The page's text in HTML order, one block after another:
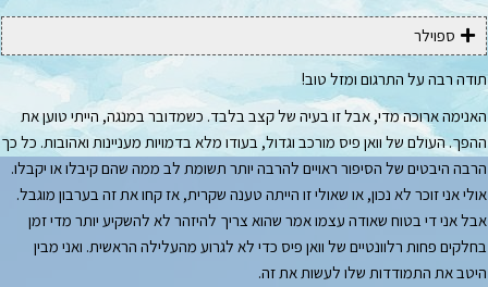
ספוילר
תודה רבה על התרגום ומזל טוב!
האנימה ארוכה מדי, אבל זו בעיה של קצב בלבד. כשמדובר במנגה, הייתי טוען את
ההפך. העולם של וואן פיס מורכב וגדול, בעודו מלא בדמויות מעניינות ואהובות. כל כך
הרבה היבטים של הסיפור ראויים להרבה יותר תשומת לב ממה שהם קיבלו או יקבלו.
אולי אני זוכר לא נכון, או שאולי זו הייתה טענה שקרית, אז קחו את זה בערבון מוגבל.
אבל אני די בטוח שאודה עצמו אמר שהוא צריך להיזהר לא להשקיע יותר מדי זמן
בחלקים פחות רלוונטיים של וואן פיס כדי לא לגרוע מהעלילה הראשית. ואני מבין
היטב את התמודדות שלו לעשות את זה.